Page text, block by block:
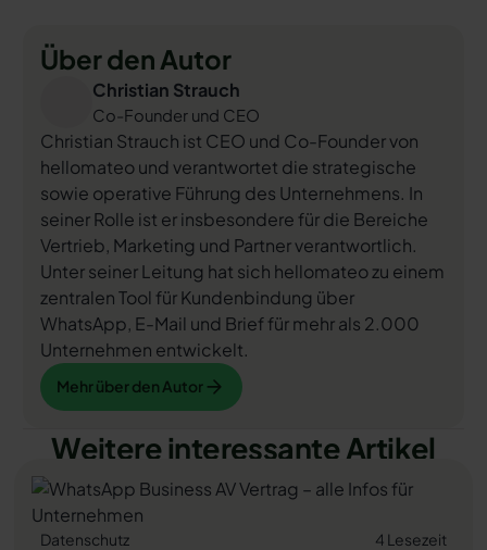
Über den Autor
Christian Strauch
Co-Founder und CEO
Christian Strauch ist CEO und Co-Founder von
hellomateo und verantwortet die strategische
sowie operative Führung des Unternehmens. In
seiner Rolle ist er insbesondere für die Bereiche
Vertrieb, Marketing und Partner verantwortlich.
Unter seiner Leitung hat sich hellomateo zu einem
zentralen Tool für Kundenbindung über
WhatsApp, E-Mail und Brief für mehr als 2.000
Unternehmen entwickelt.
Mehr über den Autor
Mehr über den Autor
Weitere interessante Artikel
Datenschutz 4 Lesezeit